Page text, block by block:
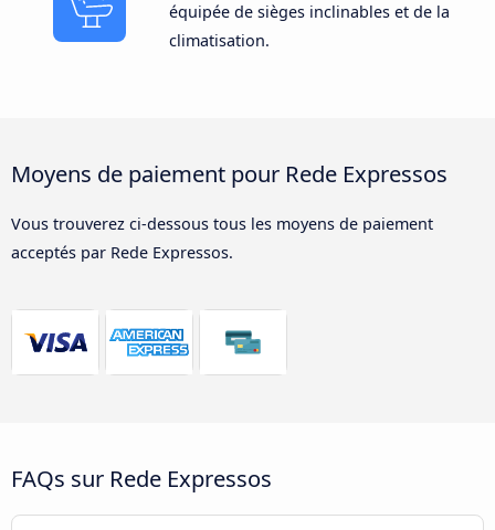
équipée de sièges inclinables et de la
climatisation.
Moyens de paiement pour Rede Expressos
Vous trouverez ci-dessous tous les moyens de paiement
acceptés par Rede Expressos.
FAQs sur Rede Expressos